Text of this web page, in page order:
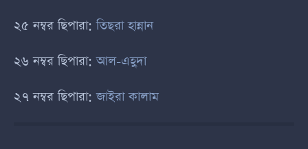
২৫ নম্বর ছিপারা:তিছরা হান্নান
২৬ নম্বর ছিপারা:আল-এহুদা
২৭ নম্বর ছিপারা:জাইরা কালাম